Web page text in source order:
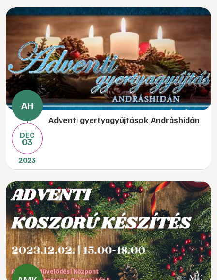
DEC
03
2023
Adventi gyertyagyújtások Andráshidán